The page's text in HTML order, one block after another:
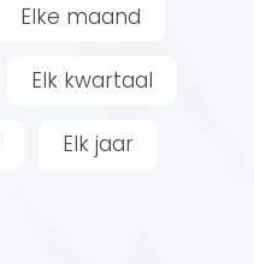
Elke maand
Elk kwartaal
Elk jaar